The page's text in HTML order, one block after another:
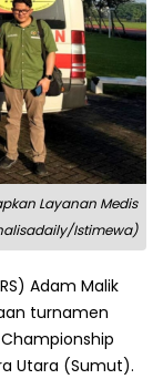
Layanan Medis
Istimewa)
Adam Malik
turnamen
Championship
Utara (Sumut).